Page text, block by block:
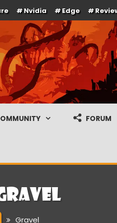
Nvidia Edge
FORUM
Gravel